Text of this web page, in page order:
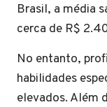
Brasil, a média
cerca de R$
No entanto,
habilidades
elevados. Além